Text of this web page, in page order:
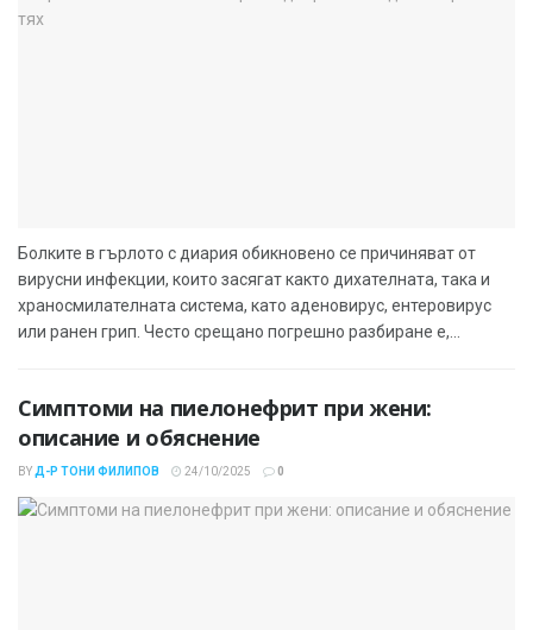
Болките в гърлото с диария обикновено се причиняват от
вирусни инфекции, които засягат както дихателната, така и
храносмилателната система, като аденовирус, ентеровирус
или ранен грип. Често срещано погрешно разбиране е,...
Симптоми на пиелонефрит при жени:
описание и обяснение
BY Д-Р ТОНИ ФИЛИПОВ 24/10/2025 0